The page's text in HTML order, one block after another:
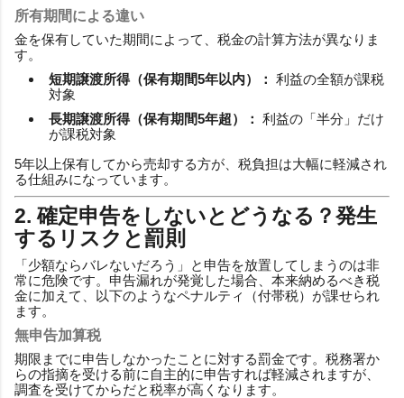
所有期間による違い
金を保有していた期間によって、税金の計算方法が異なりま
す。
短期譲渡所得（保有期間5年以内）： 利益の全額が課税
対象
長期譲渡所得（保有期間5年超）： 利益の「半分」だけ
が課税対象
5年以上保有してから売却する方が、税負担は大幅に軽減され
る仕組みになっています。
2. 確定申告をしないとどうなる？発生
するリスクと罰則
「少額ならバレないだろう」と申告を放置してしまうのは非
常に危険です。申告漏れが発覚した場合、本来納めるべき税
金に加えて、以下のようなペナルティ（付帯税）が課せられ
ます。
無申告加算税
期限までに申告しなかったことに対する罰金です。税務署か
らの指摘を受ける前に自主的に申告すれば軽減されますが、
調査を受けてからだと税率が高くなります。